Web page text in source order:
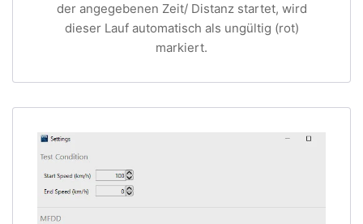
der angegebenen Zeit/ Distanz startet, wird
dieser Lauf automatisch als ungültig (rot)
markiert.